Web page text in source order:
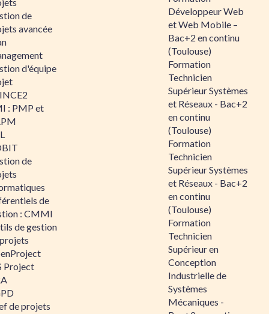
de
avancée
d'équipe
: PMP et
de
de
: CMMI
de gestion
Project
de projets
Développeur Web
et Web Mobile –
Bac+2 en continu
(Toulouse)
Formation
Technicien
Supérieur Systèmes
et Réseaux - Bac+2
en continu
(Toulouse)
Formation
Technicien
Supérieur Systèmes
et Réseaux - Bac+2
en continu
(Toulouse)
Formation
Technicien
Supérieur en
Conception
Industrielle de
Systèmes
Mécaniques -